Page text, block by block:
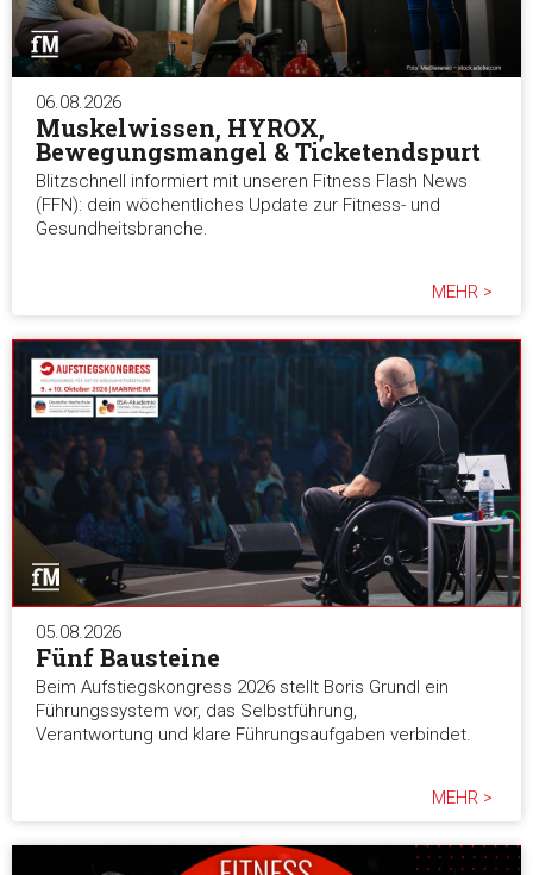
06.08.2026
Muskelwissen, HYROX,
Bewegungsmangel & Ticketendspurt
Blitzschnell informiert mit unseren Fitness Flash News
(FFN): dein wöchentliches Update zur Fitness- und
Gesundheitsbranche.
MEHR >
05.08.2026
Fünf Bausteine
Beim Aufstiegskongress 2026 stellt Boris Grundl ein
Führungssystem vor, das Selbstführung,
Verantwortung und klare Führungsaufgaben verbindet.
MEHR >